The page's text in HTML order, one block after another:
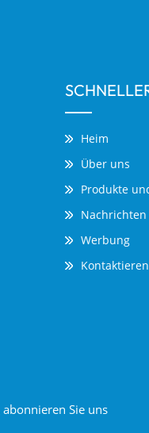
Heim
Über uns
Produkte
Nachrichten
Werbung
Sie uns